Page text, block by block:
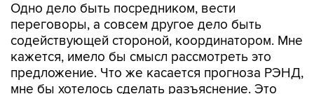
Одно дело быть посредником, вести
переговоры, а совсем другое дело быть
содействующей стороной, координатором. Мне
кажется, имело бы смысл рассмотреть это
предложение. Что же касается прогноза РЭНД,
мне бы хотелось сделать разъяснение. Это